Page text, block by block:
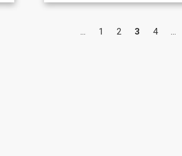
... 1 2 3 4 ...